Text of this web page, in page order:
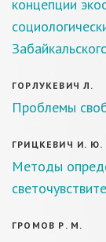
концепции
ГОРЛУКЕВИЧ Л.
Проблемы
ГРИЦКЕВИЧ И. Ю.
Методы
ГРОМОВ Р. М.